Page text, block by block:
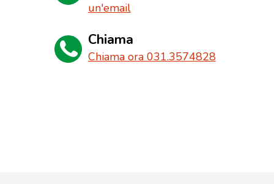
un'email
Chiama
Chiama ora 031.3574828